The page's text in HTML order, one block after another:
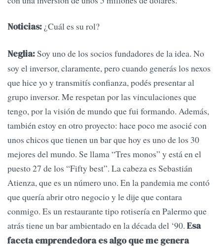
Noticias: ¿Cuál es su rol?
Neglia:Soy uno de los socios fundadores de la idea. No
soy el inversor, claramente, pero cuando generás los nexos
que hice yo y transmitís confianza, podés presentar al
grupo inversor. Me respetan por las vinculaciones que
tengo, por la visión de mundo que fui formando. Además,
también estoy en otro proyecto: hace poco me asocié con
unos chicos que tienen un bar que hoy es uno de los 30
mejores del mundo. Se llama “Tres monos” y está en el
puesto 27 de los “Fifty best”. La cabeza es Sebastián
Atienza, que es un número uno. En la pandemia me contó
que quería abrir otro negocio y le dije que contara
conmigo. Es un restaurante tipo rotisería en Palermo que
atrás tiene un bar ambientado en la década del ‘90. Esa
faceta emprendedora es algo que me genera